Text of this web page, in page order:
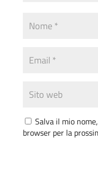
Salva il mio
browser per la